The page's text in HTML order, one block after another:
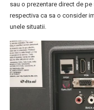
sau o prezentare direct de
respectiva ca sa o consider
unele situatii.